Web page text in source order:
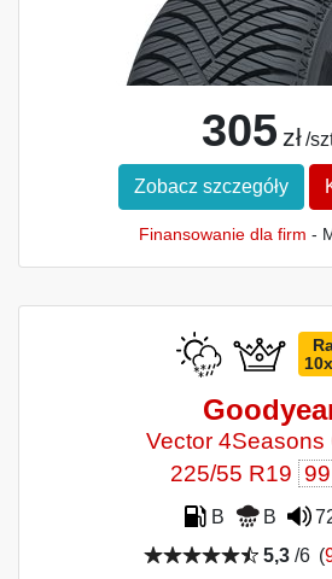
305 zł /
Zobacz szczegóły
Finansowanie dla firm -
Vector 4Seasons
225/55 R19 99
B B
5,3 /6 (